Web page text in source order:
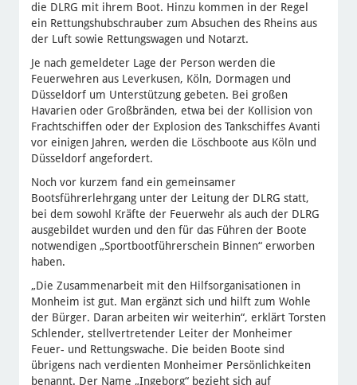
die DLRG mit ihrem Boot. Hinzu kommen in der Regel
ein Rettungshubschrauber zum Absuchen des Rheins aus
der Luft sowie Rettungswagen und Notarzt.
Je nach gemeldeter Lage der Person werden die
Feuerwehren aus Leverkusen, Köln, Dormagen und
Düsseldorf um Unterstützung gebeten. Bei großen
Havarien oder Großbränden, etwa bei der Kollision von
Frachtschiffen oder der Explosion des Tankschiffes Avanti
vor einigen Jahren, werden die Löschboote aus Köln und
Düsseldorf angefordert.
Noch vor kurzem fand ein gemeinsamer
Bootsführerlehrgang unter der Leitung der DLRG statt,
bei dem sowohl Kräfte der Feuerwehr als auch der DLRG
ausgebildet wurden und den für das Führen der Boote
notwendigen „Sportbootführerschein Binnen“ erworben
haben.
„Die Zusammenarbeit mit den Hilfsorganisationen in
Monheim ist gut. Man ergänzt sich und hilft zum Wohle
der Bürger. Daran arbeiten wir weiterhin“, erklärt Torsten
Schlender, stellvertretender Leiter der Monheimer
Feuer- und Rettungswache. Die beiden Boote sind
übrigens nach verdienten Monheimer Persönlichkeiten
benannt. Der Name „Ingeborg“ bezieht sich auf